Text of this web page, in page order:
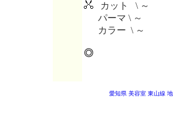
カット \ ～
パーマ \ ～
カラー \ ～
◎
愛知県 美容室 東山線